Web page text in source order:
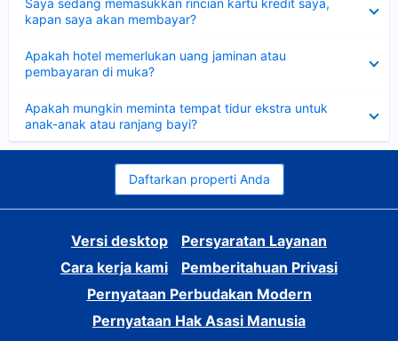
Saya sedang memasukkan rincian kartu kredit saya,
kapan saya akan membayar?
Apakah hotel memerlukan uang jaminan atau
pembayaran di muka?
Apakah mungkin meminta tempat tidur ekstra untuk
anak-anak atau ranjang bayi?
Daftarkan properti Anda
Versi desktop
Persyaratan Layanan
Cara kerja kami
Pemberitahuan Privasi
Pernyataan Perbudakan Modern
Pernyataan Hak Asasi Manusia